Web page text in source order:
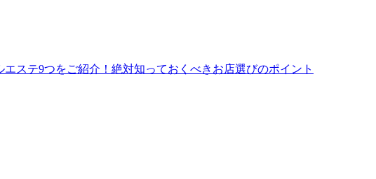
エステ9つをご紹介！絶対知っておくべきお店選びのポイント